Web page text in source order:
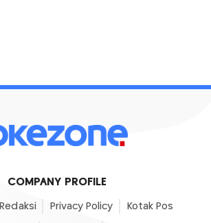
COMPANY PROFILE
Redaksi Privacy Policy Kotak Pos